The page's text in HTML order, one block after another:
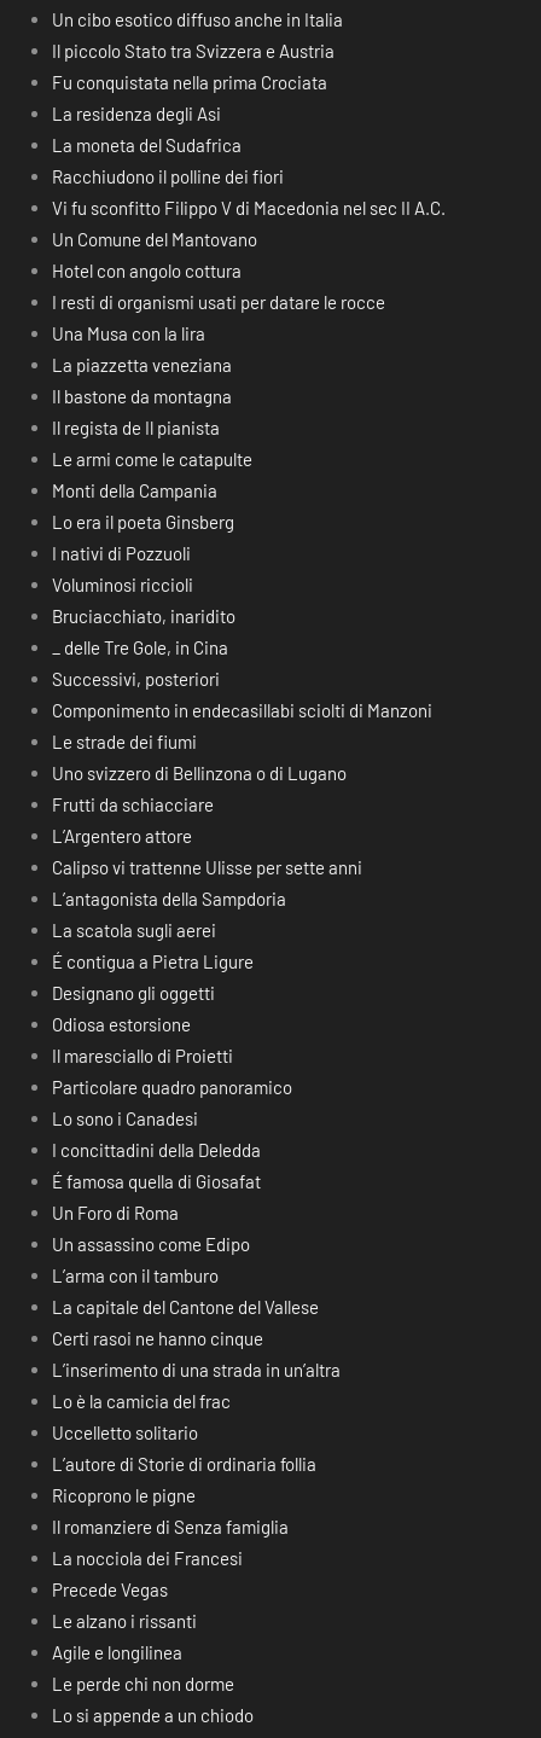
Un cibo esotico diffuso anche in Italia
Il piccolo Stato tra Svizzera e Austria
Fu conquistata nella prima Crociata
La residenza degli Asi
La moneta del Sudafrica
Racchiudono il polline dei fiori
Vi fu sconfitto Filippo V di Macedonia nel sec II A.C.
Un Comune del Mantovano
Hotel con angolo cottura
I resti di organismi usati per datare le rocce
Una Musa con la lira
La piazzetta veneziana
Il bastone da montagna
Il regista de Il pianista
Le armi come le catapulte
Monti della Campania
Lo era il poeta Ginsberg
I nativi di Pozzuoli
Voluminosi riccioli
Bruciacchiato, inaridito
_ delle Tre Gole, in Cina
Successivi, posteriori
Componimento in endecasillabi sciolti di Manzoni
Le strade dei fiumi
Uno svizzero di Bellinzona o di Lugano
Frutti da schiacciare
L’Argentero attore
Calipso vi trattenne Ulisse per sette anni
L’antagonista della Sampdoria
La scatola sugli aerei
É contigua a Pietra Ligure
Designano gli oggetti
Odiosa estorsione
Il maresciallo di Proietti
Particolare quadro panoramico
Lo sono i Canadesi
I concittadini della Deledda
É famosa quella di Giosafat
Un Foro di Roma
Un assassino come Edipo
L’arma con il tamburo
La capitale del Cantone del Vallese
Certi rasoi ne hanno cinque
L’inserimento di una strada in un’altra
Lo è la camicia del frac
Uccelletto solitario
L’autore di Storie di ordinaria follia
Ricoprono le pigne
Il romanziere di Senza famiglia
La nocciola dei Francesi
Precede Vegas
Le alzano i rissanti
Agile e longilinea
Le perde chi non dorme
Lo si appende a un chiodo